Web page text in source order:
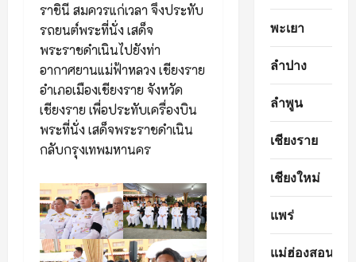
ราชินี สมควรแก่เวลา จึงประทับ
รถยนต์พระที่นั่ง เสด็จ
พระราชดำเนินไปยังท่า
อากาศยานแม่ฟ้าหลวง เชียงราย
อำเภอเมืองเชียงราย จังหวัด
เชียงราย เพื่อประทับเครื่องบิน
พระที่นั่ง เสด็จพระราชดำเนิน
กลับกรุงเทพมหานคร
พะเยา
ลำปาง
ลำพูน
เชียงราย
เชียงใหม่
แพร่
แม่ฮ่องสอน